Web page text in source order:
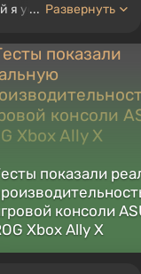
я успел
... Развернуть
показали
консоли
Xbox Ally X